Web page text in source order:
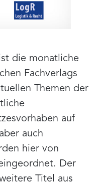
die monatliche
Fachverlags
Themen der
auf
auch
hier von
Der
Titel aus